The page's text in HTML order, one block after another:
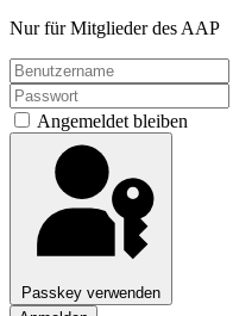
Nur für Mitglieder des AAP
Angemeldet bleiben
Passkey verwenden